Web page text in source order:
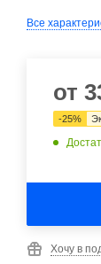
Все
от
-25%
Хочу в